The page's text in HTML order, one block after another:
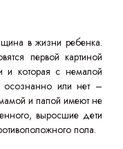
в жизни ребенка.
первой картиной
и которая с немалой
осознанно или нет –
и папой имеют не
выросшие дети
пола.